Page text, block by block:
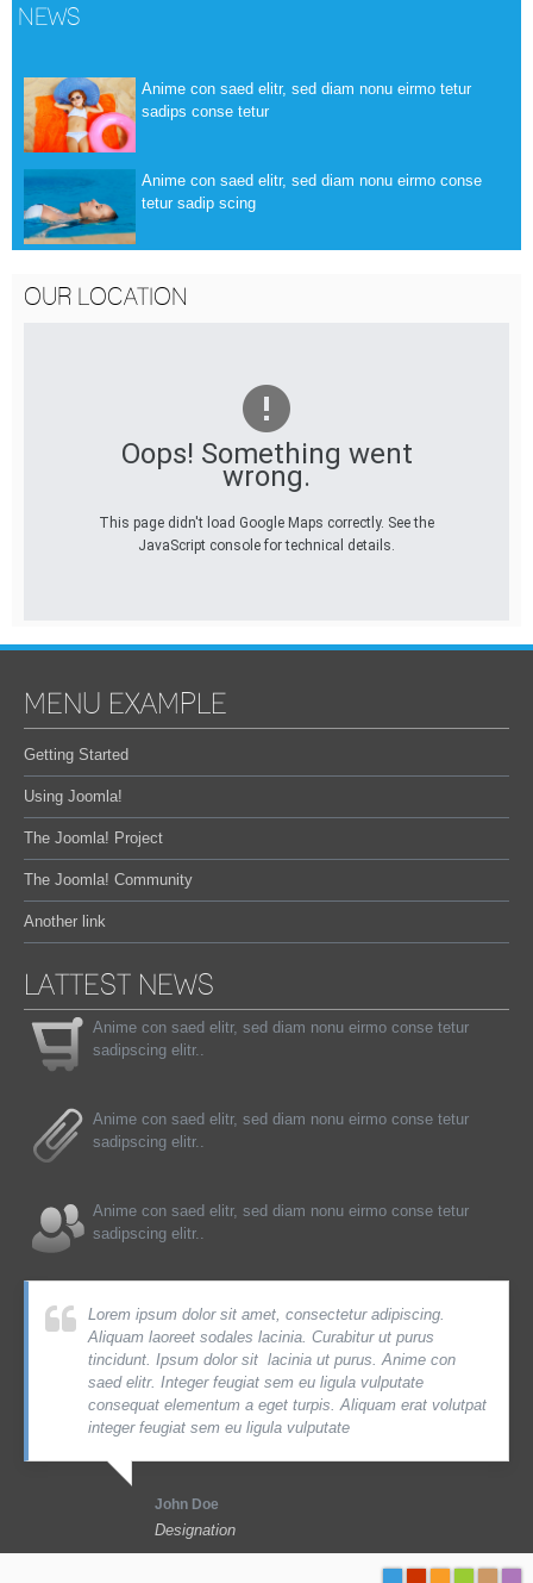
NEWS
Anime con saed elitr, sed diam nonu eirmo tetur
sadips conse tetur
Anime con saed elitr, sed diam nonu eirmo conse
tetur sadip scing
OUR LOCATION
Oops! Something went
wrong.
This page didn't load Google Maps correctly. See the
JavaScript console for technical details.
MENU EXAMPLE
Getting Started
Using Joomla!
The Joomla! Project
The Joomla! Community
Another link
LATTEST NEWS
Anime con saed elitr, sed diam nonu eirmo conse tetur
sadipscing elitr..
Anime con saed elitr, sed diam nonu eirmo conse tetur
sadipscing elitr..
Anime con saed elitr, sed diam nonu eirmo conse tetur
sadipscing elitr..
Lorem ipsum dolor sit amet, consectetur adipiscing.
Aliquam laoreet sodales lacinia. Curabitur ut purus
tincidunt. Ipsum dolor sit lacinia ut purus. Anime con
saed elitr. Integer feugiat sem eu ligula vulputate
consequat elementum a eget turpis. Aliquam erat volutpat
integer feugiat sem eu ligula vulputate
John Doe
Designation